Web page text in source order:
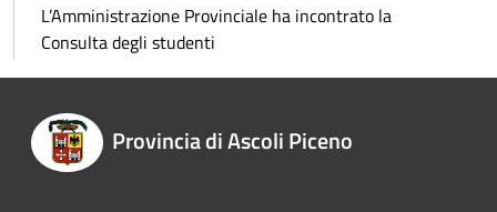
L’Amministrazione Provinciale ha incontrato la
Consulta degli studenti
Provincia di Ascoli Piceno